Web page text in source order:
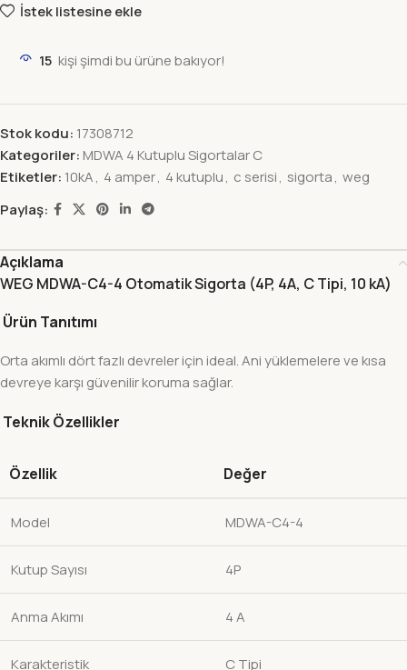
İstek listesine ekle
15 kişi şimdi bu ürüne bakıyor!
Stok kodu: 17308712
Kategoriler: MDWA 4 Kutuplu Sigortalar C
Etiketler: 10kA, 4 amper, 4 kutuplu, c serisi, sigorta, weg
Paylaş:
Açıklama
WEG MDWA-C4-4 Otomatik Sigorta (4P, 4A, C Tipi, 10 kA)
Ürün Tanıtımı
Orta akımlı dört fazlı devreler için ideal. Ani yüklemelere ve kısa
devreye karşı güvenilir koruma sağlar.
Teknik Özellikler
Özellik Değer
Model MDWA-C4-4
Kutup Sayısı 4P
Anma Akımı 4 A
Karakteristik C Tipi